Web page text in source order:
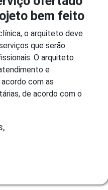
bem feito
o arquiteto deve
que serão
O arquiteto
e
com as
de acordo com o